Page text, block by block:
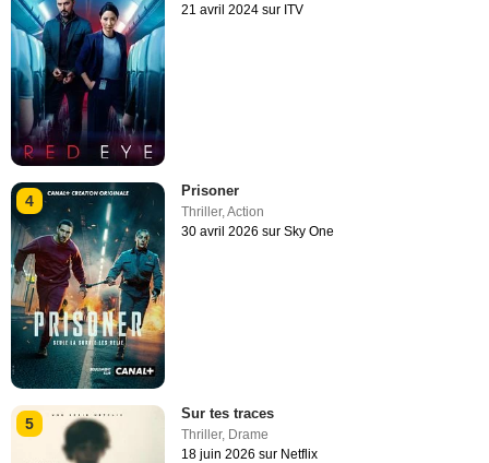
21 avril 2024 sur ITV
4
Prisoner
Thriller,Action
30 avril 2026 sur Sky One
5
Sur tes traces
Thriller, Drame
18 juin 2026 sur Netflix